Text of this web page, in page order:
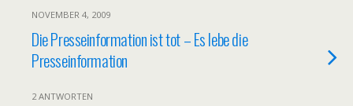
NOVEMBER 4, 2009
Die Presseinformation ist tot – Es lebe die
Presseinformation
2 ANTWORTEN